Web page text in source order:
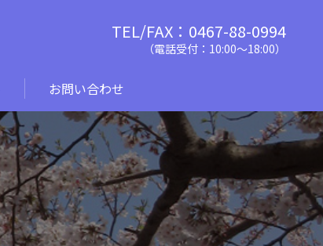
TEL/FAX：0467-88-0994
（電話受付：10:00〜18:00）
お問い合わせ